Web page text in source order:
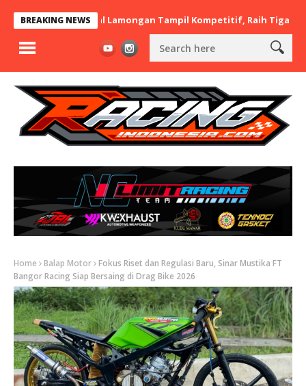
BREAKING NEWS
x BaraBere Asal Lamongan Tampil Kompetitif, Raih Tiga Podium
Home Balap Motor Fokus Riset dan Regulasi Baru, Sinar Mustika FT
Bangor Racing Siap Bersaing di Drag Bike 2026